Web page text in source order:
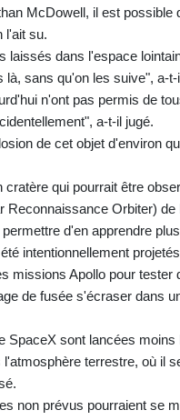
McDowell, il est
l'ait su.
laissés dans l'espace
là, sans qu'on les suive", a-t-
n'ont pas permis de
a-t-il jugé.
de cet objet d'environ
cratère qui pourrait être
Reconnaissance Orbiter)
d'en apprendre
intentionnellement
missions Apollo pour
de fusée s'écraser dans
SpaceX sont lancées
terrestre, où il
non prévus pourraient se